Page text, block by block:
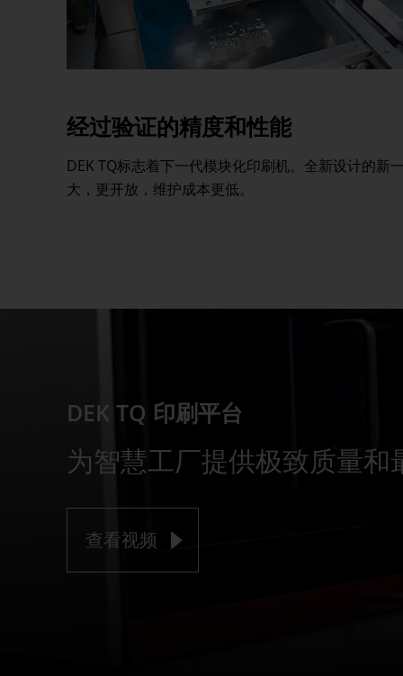
经过验证的精度和性能
DEK TQ标志着下一代模块化印刷机。全新设计的新
大，更开放，维护成本更低。
DEK TQ 印刷平台
为智慧工厂提供极致质量和
查看视频